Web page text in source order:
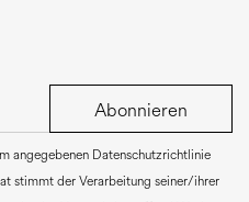
Abonnieren
angegebenen Datenschutzrichtlinie
stimmt der Verarbeitung seiner/ihrer